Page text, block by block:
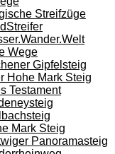
Streifzüge
Wege
Gipfelsteig
Hohe Mark Steig
Testament
Mark Steig
Panoramasteig